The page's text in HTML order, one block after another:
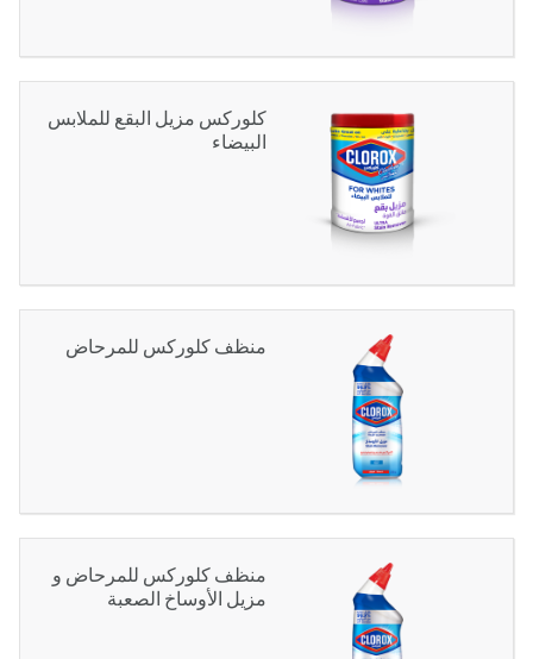
كلوركس مزيل البقع للملابس
البيضاء
منظف كلوركس للمرحاض
منظف كلوركس للمرحاض و
مزيل الأوساخ الصعبة